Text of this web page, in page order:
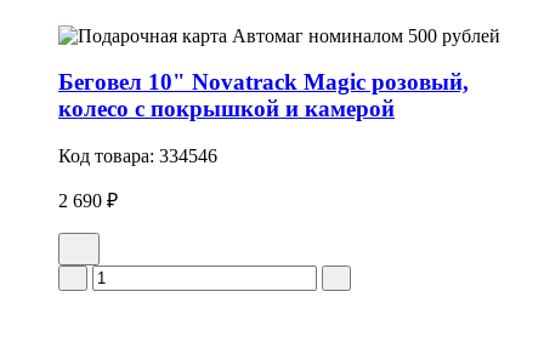
Беговел 10" Novatrack Magic розовый,
колесо с покрышкой и камерой
Код товара: 334546
2 690 ₽